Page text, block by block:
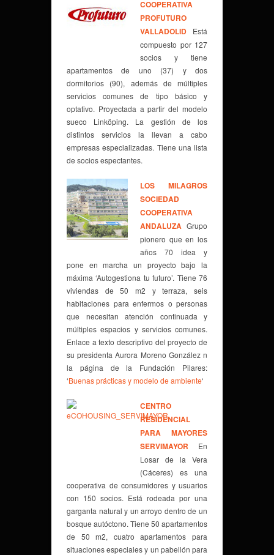
COOPERATIVA
PROFUTURO
VALLADOLID Está
compuesto por 127
socios y tiene
apartamentos de uno (37) y dos
dormitorios (90), además de múltiples
servicios comunes de tipo básico y
optativo. Proyectada a partir del modelo
sueco Linköping. La gestión de los
distintos servicios la llevan a cabo
empresas especializadas. Tiene una lista
de socios espectantes.
LOS MILAGROS
SOCIEDAD
COOPERATIVA
ANDALUZA Grupo
pionero que en los
años 70 idea y
pone en marcha un proyecto bajo la
máxima ‘Autogestiona tu futuro’. Tiene 76
viviendas de 50 m2 y terraza, seis
habitaciones para enfermos o personas
que necesitan atención continuada y
múltiples espacios y servicios comunes.
Enlace a texto descriptivo del proyecto de
su presidenta Aurora Moreno González n
la página de la Fundación Pilares:
‘Buenas prácticas y modelo de ambiente‘
CENTRO
RESIDENCIAL
PARA MAYORES
SERVIMAYOR En
Losar de la Vera
(Cáceres) es una
cooperativa de consumidores y usuarios
con 150 socios. Está rodeada por una
garganta natural y un arroyo dentro de un
bosque autóctono. Tiene 50 apartamentos
de 50 m2, cuatro apartamentos para
situaciones especiales y un pabellón para